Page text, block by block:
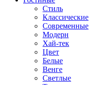
Стиль
Классические
Современные
Модерн
Хай-тек
Цвет
Белые
Венге
Светлые